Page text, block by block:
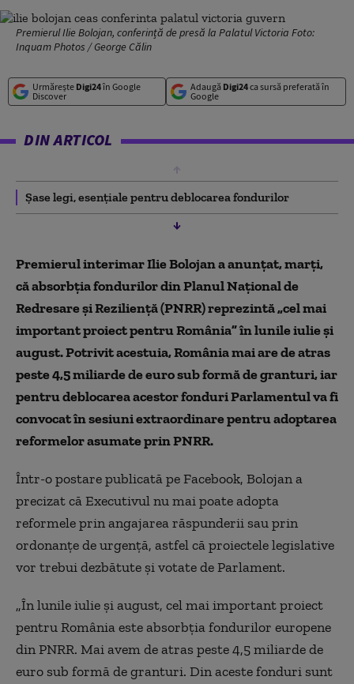
Premierul Ilie Bolojan, conferință de presă la Palatul Victoria Foto:
Inquam Photos / George Călin
Urmărește Digi24în Google
Discover
Adaugă Digi24ca sursă preferată în
Google
DIN ARTICOL
Șase legi, esențiale pentru deblocarea fondurilor
Premierul interimar Ilie Bolojan a anunțat, marți,
că absorbția fondurilor din Planul Național de
Redresare și Reziliență (PNRR) reprezintă „cel mai
important proiect pentru România” în lunile iulie și
august. Potrivit acestuia, România mai are de atras
peste 4,5 miliarde de euro sub formă de granturi, iar
pentru deblocarea acestor fonduri Parlamentul va fi
convocat în sesiuni extraordinare pentru adoptarea
reformelor asumate prin PNRR.
Într-o postare publicată pe Facebook, Bolojan a
precizat că Executivul nu mai poate adopta
reformele prin angajarea răspunderii sau prin
ordonanțe de urgență, astfel că proiectele legislative
vor trebui dezbătute și votate de Parlament.
„În lunile iulie și august, cel mai important proiect
pentru România este absorbția fondurilor europene
din PNRR. Mai avem de atras peste 4,5 miliarde de
euro sub formă de granturi. Din aceste fonduri sunt